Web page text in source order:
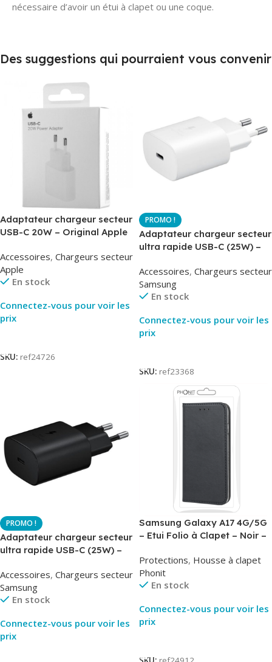
nécessaire d’avoir un étui à clapet ou une coque.
Des suggestions qui pourraient vous convenir
Adaptateur chargeur secteur
USB-C 20W – Original Apple
Original
Accessoires, Chargeurs secteur
Apple
En stock
Connectez-vous pour voir les
prix
SKU: ref24726
Adaptateur chargeur secteur
ultra rapide USB-C (25W) –
EP-TA800
Accessoires, Chargeurs secteur
Samsung
En stock
Connectez-vous pour voir les
prix
SKU: ref23368
Adaptateur chargeur secteur
ultra rapide USB-C (25W) –
TA800
Accessoires, Chargeurs secteur
Samsung
En stock
Connectez-vous pour voir les
prix
Samsung Galaxy A17 4G/5G
– Etui Folio à Clapet – Noir –
Protections, Housse à clapet
Phonit
En stock
Connectez-vous pour voir les
prix